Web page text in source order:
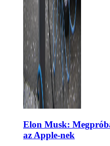
Elon Musk:
az Apple-nek